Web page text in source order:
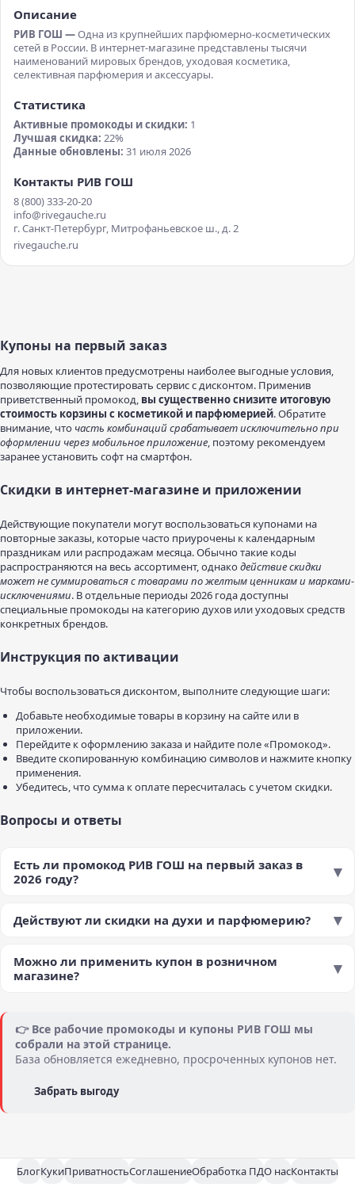
Описание
РИВ ГОШ —Одна из крупнейших парфюмерно-косметических
сетей в России. В интернет-магазине представлены тысячи
наименований мировых брендов, уходовая косметика,
селективная парфюмерия и аксессуары.
Статистика
Активные промокоды и скидки: 1
Лучшая скидка: 22%
Данные обновлены: 31 июля 2026
Контакты РИВ ГОШ
8 (800) 333-20-20
info@rivegauche.ru
г. Санкт-Петербург, Митрофаньевское ш., д. 2
rivegauche.ru
Купоны на первый заказ
Для новых клиентов предусмотрены наиболее выгодные условия,
позволяющие протестировать сервис с дисконтом. Применив
приветственный промокод, вы существенно снизите итоговую
стоимость корзины с косметикой и парфюмерией. Обратите
внимание, что часть комбинаций срабатывает исключительно при
оформлении через мобильное приложение, поэтому рекомендуем
заранее установить софт на смартфон.
Скидки в интернет-магазине и приложении
Действующие покупатели могут воспользоваться купонами на
повторные заказы, которые часто приурочены к календарным
праздникам или распродажам месяца. Обычно такие коды
распространяются на весь ассортимент, однакодействие скидки
может не суммироваться с товарами по желтым ценникам и марками-
исключениями. В отдельные периоды 2026 года доступны
специальные промокоды на категорию духов или уходовых средств
конкретных брендов.
Инструкция по активации
Чтобы воспользоваться дисконтом, выполните следующие шаги:
Добавьте необходимые товары в корзину на сайте или в
приложении.
Перейдите к оформлению заказа и найдите поле «Промокод».
Введите скопированную комбинацию символов и нажмите кнопку
применения.
Убедитесь, что сумма к оплате пересчиталась с учетом скидки.
Вопросы и ответы
Есть ли промокод РИВ ГОШ на первый заказ в
2026 году?
Действуют ли скидки на духи и парфюмерию?
Можно ли применить купон в розничном
магазине?
👉 Все рабочие промокоды и купоны РИВ ГОШ мы
собрали на этой странице.
База обновляется ежедневно, просроченных купонов нет.
Забрать выгоду
БлогКукиПриватностьСоглашениеОбработка ПДО насКонтакты